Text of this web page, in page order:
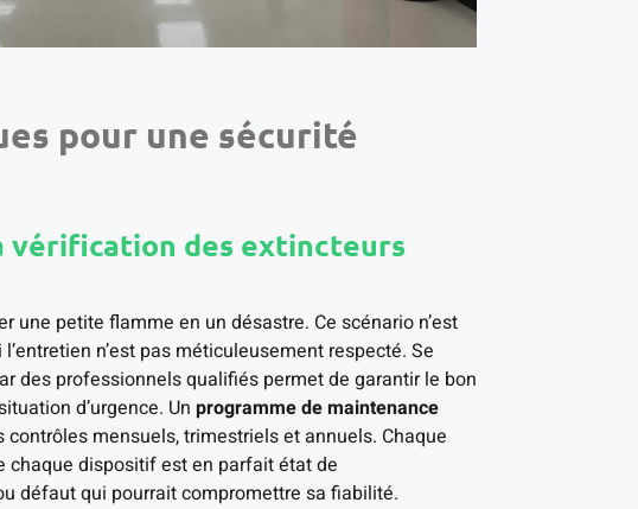
pour une sécurité
vérification des extincteurs
une petite flamme en un désastre. Ce scénario n’est
n’est pas méticuleusement respecté. Se
des professionnels qualifiés permet de garantir le bon
d’urgence. Un programme de maintenance
mensuels, trimestriels et annuels. Chaque
chaque dispositif est en parfait état de
défaut qui pourrait compromettre sa fiabilité.